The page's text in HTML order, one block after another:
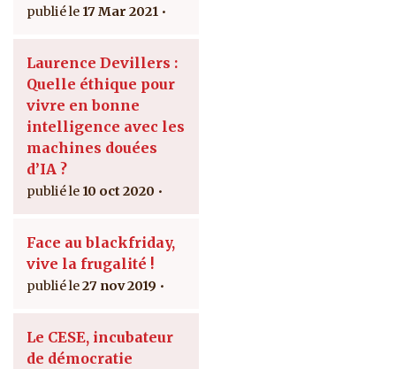
17 Mar 2021
Laurence Devillers :
Quelle éthique pour
vivre en bonne
intelligence avec les
machines douées
d’IA ?
10 oct 2020
Face au blackfriday,
vive la frugalité !
27 nov 2019
Le CESE, incubateur
de démocratie